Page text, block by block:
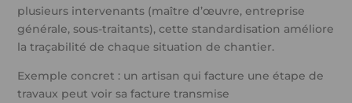
plusieurs intervenants (maître d’œuvre, entreprise
générale, sous-traitants), cette standardisation améliore
la traçabilité de chaque situation de chantier.
Exemple concret : un artisan qui facture une étape de
travaux peut voir sa facture transmise